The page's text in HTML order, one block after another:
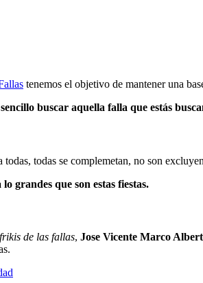
tenemos el objetivo de mantener una
buscar aquella falla que estás
todas se complemetan, no son
grandes que son estas fiestas.
frikis de las fallas, Jose Vicente Marco Albert